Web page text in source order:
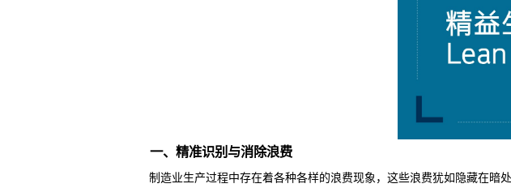
一、精准识别与消除浪费
制造业生产过程中存在着各种各样的浪费现象，这些浪费犹如隐藏在暗